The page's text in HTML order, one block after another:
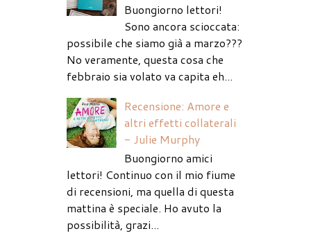
Buongiorno lettori!
Sono ancora scioccata:
possibile che siamo già a marzo???
No veramente, questa cosa che
febbraio sia volato va capita eh...
Recensione: Amore e
altri effetti collaterali
- Julie Murphy
Buongiorno amici
lettori! Continuo con il mio fiume
di recensioni, ma quella di questa
mattina è speciale. Ho avuto la
possibilità, grazi...